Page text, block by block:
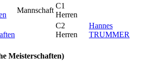
Mannschaft
C1
Herren
C2
Herren
Hannes
TRUMMER
Meisterschaften)